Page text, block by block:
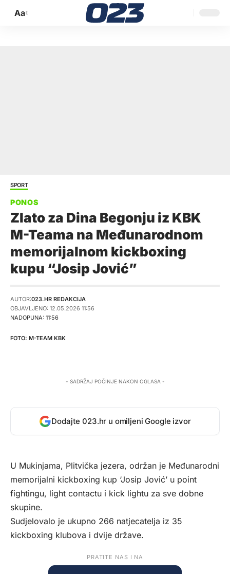
Promijeni
Aa
SPORT
Zlato za Dina Begonju iz KBK
M-Teama na Međunarodnom
memorijalnom kickboxing
kupu “Josip Jović”
NADOPUNA: 11:56
AUTOR:023.HR REDAKCIJA
OBJAVLJENO: 12.05.2026 11:56
M-TEAM KBK
- SADRŽAJ POČINJE NAKON OGLASA -
Dodajte 023.hr u omiljeni Google izvor
U Mukinjama, Plitvička jezera, održan je Međunarodni
memorijalni kickboxing kup ‘Josip Jović’ u point
fightingu, light contactu i kick lightu za sve dobne
skupine.
Sudjelovalo je ukupno 266 natjecatelja iz 35
kickboxing klubova i dvije države.
PRATITE NAS I NA